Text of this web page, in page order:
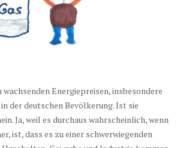
Energiepreisen, insbesondere
der deutschen Bevölkerung. Ist sie
Ja, weil es durchaus wahrscheinlich, wenn
ist, dass es zu einer schwerwiegenden